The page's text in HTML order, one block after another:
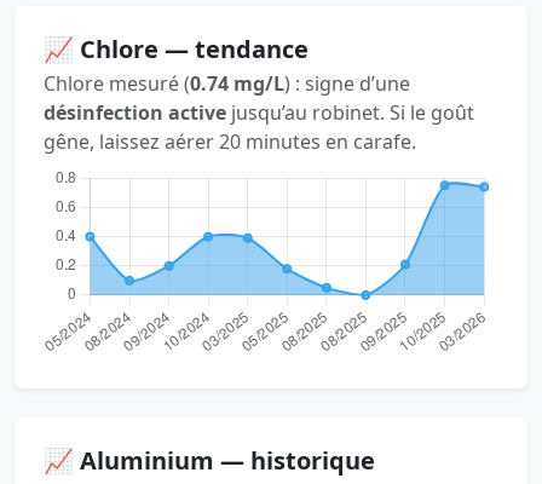
📈 Chlore — tendance
Chlore mesuré (0.74 mg/L) : signe d’une
désinfection active jusqu’au robinet. Si le goût
gêne, laissez aérer 20 minutes en carafe.
📈 Aluminium — historique